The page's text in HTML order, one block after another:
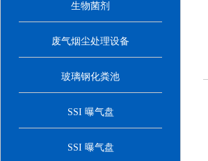
生物菌剂
废气烟尘处理设备
玻璃钢化粪池
SSI 曝气盘
SSI 曝气盘